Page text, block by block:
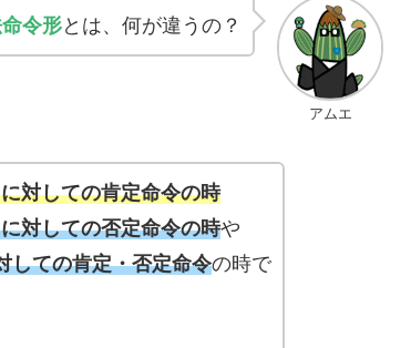
アムエ
令形とは、何が違うの？
対しての肯定命令の時
対しての否定命令の時や
ての肯定・否定命令の時で